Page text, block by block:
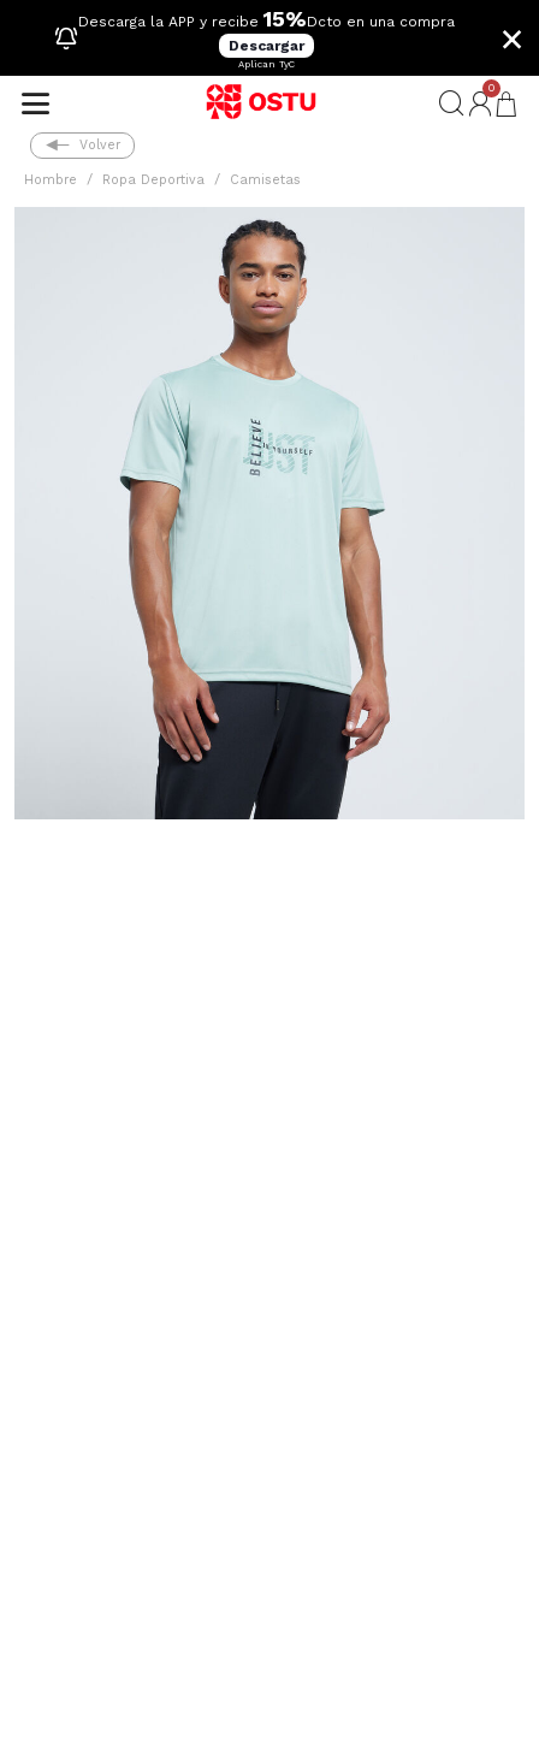
Descarga la APP y recibe 15%Dcto en una compra
Descargar
Aplican TyC
×
0
Volver
Hombre Ropa Deportiva Camisetas